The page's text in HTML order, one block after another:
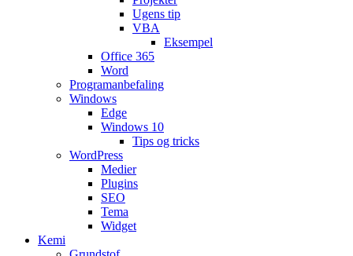
Ugens tip
VBA
Eksempel
Office 365
Word
Programanbefaling
Windows
Edge
Windows 10
Tips og tricks
WordPress
Medier
Plugins
SEO
Tema
Widget
Kemi